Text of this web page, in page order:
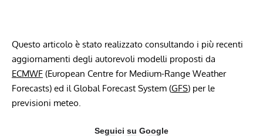
Questo articolo è stato realizzato consultando i più recenti
aggiornamenti degli autorevoli modelli proposti da
ECMWF (European Centre for Medium-Range Weather
Forecasts) ed il Global Forecast System (GFS) per le
previsioni meteo.
Seguici su Google